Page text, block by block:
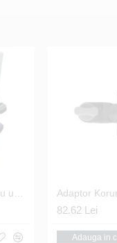
82.62 Lei
Adauga in
12.55 Lei
Adauga in